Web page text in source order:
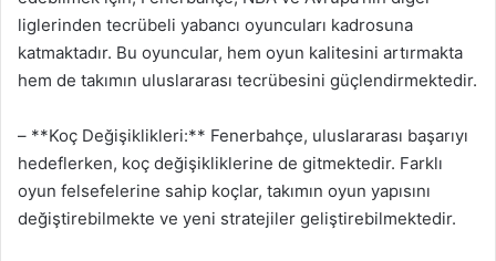
liglerinden tecrübeli yabancı oyuncuları kadrosuna
katmaktadır. Bu oyuncular, hem oyun kalitesini artırmakta
hem de takımın uluslararası tecrübesini güçlendirmektedir.
– **Koç Değişiklikleri:** Fenerbahçe, uluslararası başarıyı
hedeflerken, koç değişikliklerine de gitmektedir. Farklı
oyun felsefelerine sahip koçlar, takımın oyun yapısını
değiştirebilmekte ve yeni stratejiler geliştirebilmektedir.